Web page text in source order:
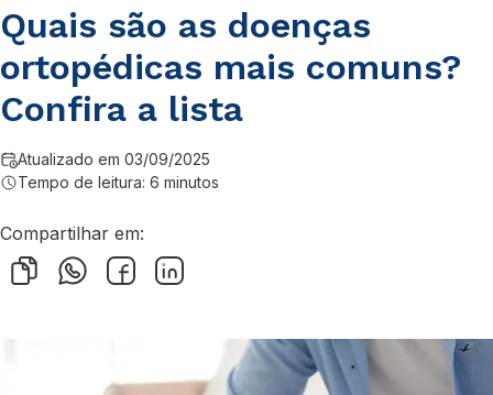
Quais são as doenças
ortopédicas mais comuns?
Confira a lista
Atualizado em 03/09/2025
Tempo de leitura: 6 minutos
Compartilhar em: